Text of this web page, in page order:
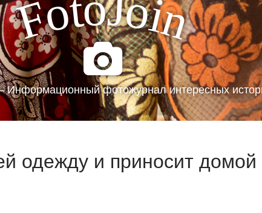
Fo oin
фотожурнал интересных
одежду и приносит домой